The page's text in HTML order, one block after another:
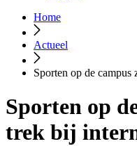
Home
Actueel
Sporten op de
Sporten op
trek bij